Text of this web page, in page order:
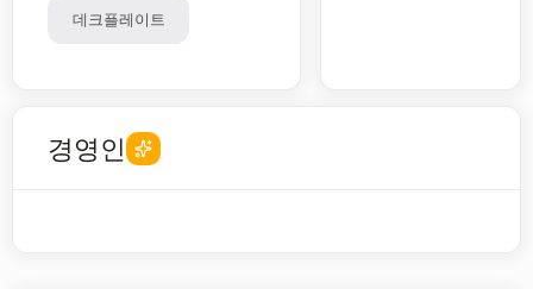
데크플레이트
경영인